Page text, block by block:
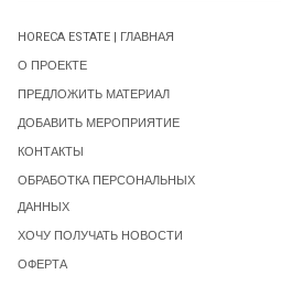
HORECA ESTATE | ГЛАВНАЯ
О ПРОЕКТЕ
ПРЕДЛОЖИТЬ МАТЕРИАЛ
ДОБАВИТЬ МЕРОПРИЯТИЕ
КОНТАКТЫ
ОБРАБОТКА ПЕРСОНАЛЬНЫХ
ДАННЫХ
ХОЧУ ПОЛУЧАТЬ НОВОСТИ
ОФЕРТА